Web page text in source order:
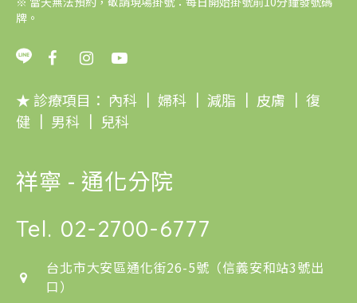
牌。
★ 診療項目： 內科 ｜ 婦科 ｜ 減脂 ｜ 皮膚 ｜ 復
健 ｜ 男科 ｜ 兒科
祥寧 - 通化分院
Tel. 02-2700-6777
台北市大安區通化街26-5號（信義安和站3號出
口）